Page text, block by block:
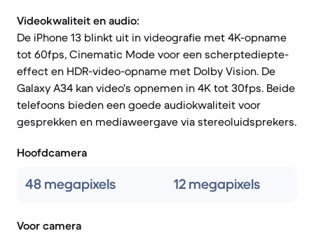
Videokwaliteit en audio:
De iPhone 13 blinkt uit in videografie met 4K-opname
tot 60fps, Cinematic Mode voor een scherptediepte-
effect en HDR-video-opname met Dolby Vision. De
Galaxy A34 kan video's opnemen in 4K tot 30fps. Beide
telefoons bieden een goede audiokwaliteit voor
gesprekken en mediaweergave via stereoluidsprekers.
Hoofdcamera
48 megapixels 12 megapixels
Voor camera